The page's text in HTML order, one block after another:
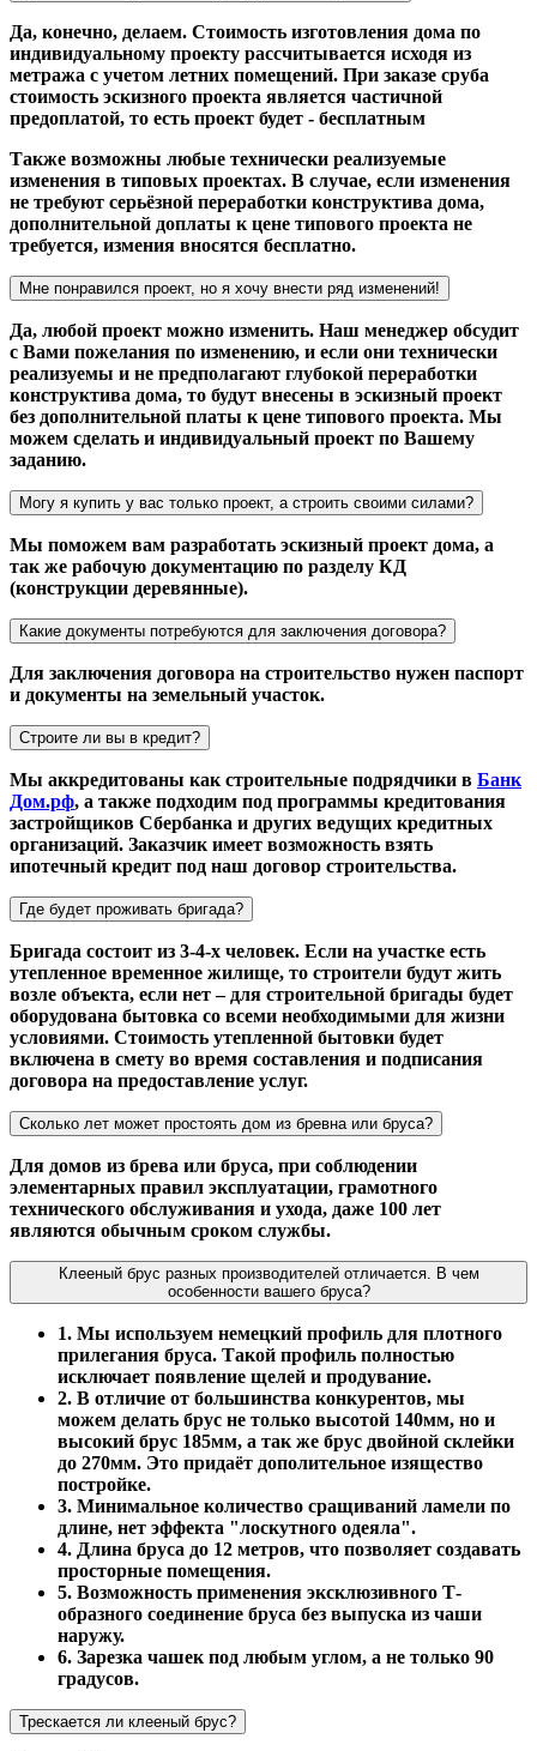
Да, конечно, делаем. Стоимость изготовления дома по
индивидуальному проекту рассчитывается исходя из
метража с учетом летних помещений. При заказе сруба
стоимость эскизного проекта является частичной
предоплатой, то есть проект будет - бесплатным
Также возможны любые технически реализуемые
изменения в типовых проектах. В случае, если изменения
не требуют серьёзной переработки конструктива дома,
дополнительной доплаты к цене типового проекта не
требуется, измения вносятся бесплатно.
Мне понравился проект, но я хочу внести ряд изменений!
Да, любой проект можно изменить. Наш менеджер обсудит
с Вами пожелания по изменению, и если они технически
реализуемы и не предполагают глубокой переработки
конструктива дома, то будут внесены в эскизный проект
без дополнительной платы к цене типового проекта. Мы
можем сделать и индивидуальный проект по Вашему
заданию.
Могу я купить у вас только проект, а строить своими силами?
Мы поможем вам разработать эскизный проект дома, а
так же рабочую документацию по разделу КД
(конструкции деревянные).
Какие документы потребуются для заключения договора?
Для заключения договора на строительство нужен паспорт
и документы на земельный участок.
Строите ли вы в кредит?
Мы аккредитованы как строительные подрядчики в Банк
Дом.рф, а также подходим под программы кредитования
застройщиков Сбербанка и других ведущих кредитных
организаций. Заказчик имеет возможность взять
ипотечный кредит под наш договор строительства.
Где будет проживать бригада?
Бригада состоит из 3-4-х человек. Если на участке есть
утепленное временное жилище, то строители будут жить
возле объекта, если нет – для строительной бригады будет
оборудована бытовка со всеми необходимыми для жизни
условиями. Стоимость утепленной бытовки будет
включена в смету во время составления и подписания
договора на предоставление услуг.
Сколько лет может простоять дом из бревна или бруса?
Для домов из брева или бруса, при соблюдении
элементарных правил эксплуатации, грамотного
технического обслуживания и ухода, даже 100 лет
являются обычным сроком службы.
Клееный брус разных производителей отличается. В чем
особенности вашего бруса?
1. Мы используем немецкий профиль для плотного
прилегания бруса. Такой профиль полностью
исключает появление щелей и продувание.
2. В отличие от большинства конкурентов, мы
можем делать брус не только высотой 140мм, но и
высокий брус 185мм, а так же брус двойной склейки
до 270мм. Это придаёт дополительное изящество
постройке.
3. Минимальное количество сращиваний ламели по
длине, нет эффекта "лоскутного одеяла".
4. Длина бруса до 12 метров, что позволяет создавать
просторные помещения.
5. Возможность применения эксклюзивного Т-
образного соединение бруса без выпуска из чаши
наружу.
6. Зарезка чашек под любым углом, а не только 90
градусов.
Трескается ли клееный брус?